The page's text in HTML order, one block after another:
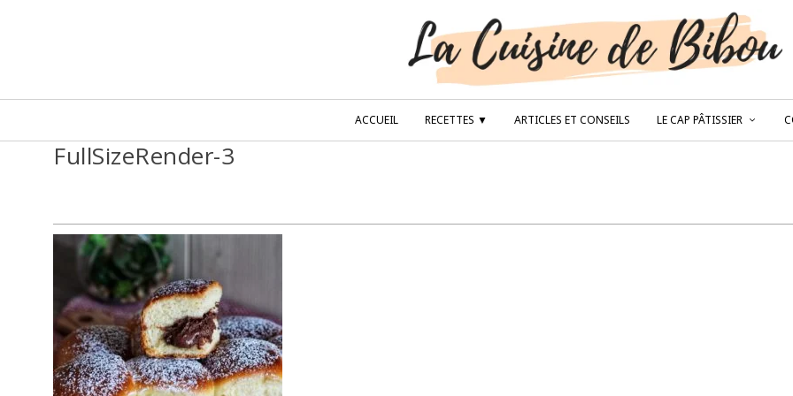
ACCUEIL RECETTES ▼ ARTICLES ET CONSEILS LE CAP PÂTISSIER
FullSizeRender-3